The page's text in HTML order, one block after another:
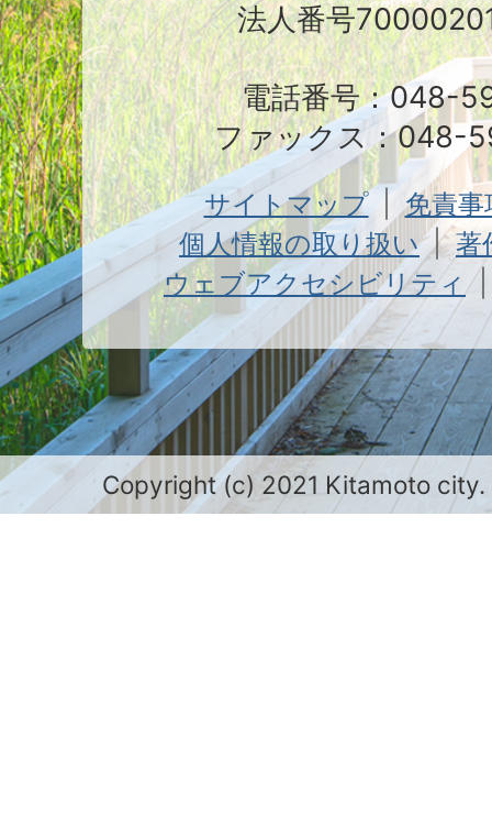
法人番号
電話番号：048-
ファックス：048-
サイトマップ
免責
個人情報の取り扱い
著
ウェブアクセシビリティ
Copyright (c) 2021 Kitamoto city.